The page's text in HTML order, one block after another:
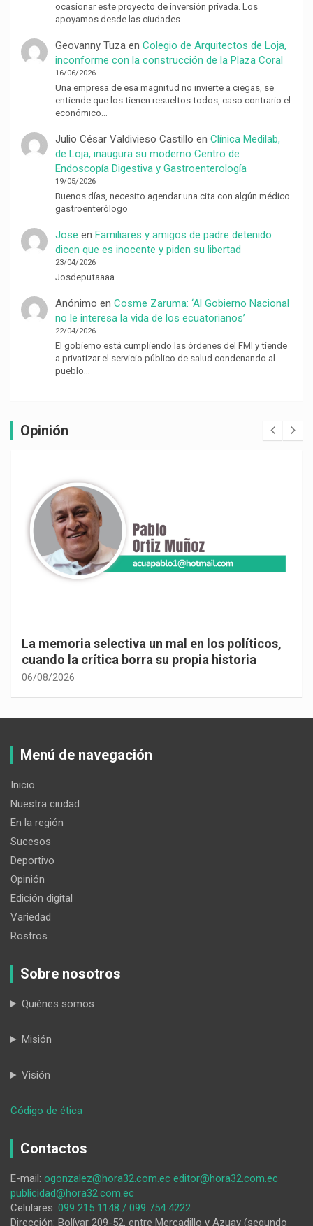
ocasionar este proyecto de inversión privada. Los
apoyamos desde las ciudades…
Geovanny Tuzaen Colegio de Arquitectos de Loja,
inconforme con la construcción de la Plaza Coral
16/06/2026
Una empresa de esa magnitud no invierte a ciegas, se
entiende que los tienen resueltos todos, caso contrario el
económico…
Julio César Valdivieso Castillo en Clínica Medilab,
de Loja, inaugura su moderno Centro de
Endoscopía Digestiva y Gastroenterología
19/05/2026
Buenos días, necesito agendar una cita con algún médico
gastroenterólogo
Jose en Familiares y amigos de padre detenido
dicen que es inocente y piden su libertad
23/04/2026
Josdeputaaaa
Anónimo en Cosme Zaruma: ‘Al Gobierno Nacional
no le interesa la vida de los ecuatorianos’
22/04/2026
El gobierno está cumpliendo las órdenes del FMI y tiende
a privatizar el servicio público de salud condenando al
pueblo…
Opinión
La memoria selectiva un mal en los políticos,
cuando la crítica borra su propia historia
06/08/2026
Menú de navegación
Inicio
Nuestra ciudad
En la región
Sucesos
Deportivo
Opinión
Edición digital
Variedad
Rostros
Sobre nosotros
Quiénes somos
Misión
Visión
Código de ética
de
otros
Contactos
E-mail: ogonzalez@hora32.com.ec editor@hora32.com.ec
publicidad@hora32.com.ec
Celulares: 099 215 1148 / 099 754 4222
Dirección: Bolívar 209-52, entre Mercadillo y Azuay (segundo